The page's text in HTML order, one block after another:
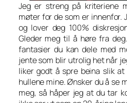
Jeg er streng på kriteriene
møter for de som er innenfor.
og lover deg 100%
Gleder meg til å høre fra
fantasier du kan dele med
jente som blir utrolig het når
liker godt å spre beina slik
hullene mine. Ønsker du å se
meg, så håper jeg at du tar